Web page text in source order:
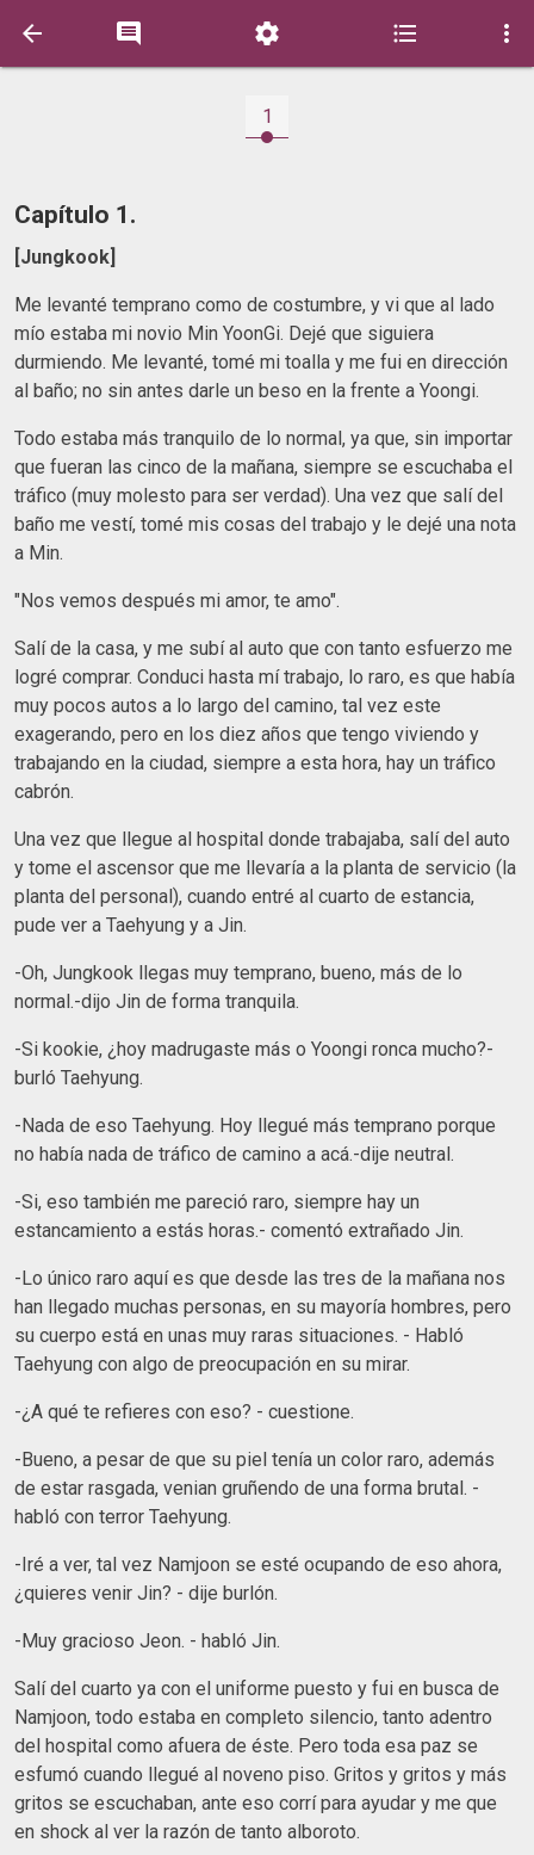
    
1
Capítulo 1.
[Jungkook]
Me levanté temprano como de costumbre, y vi que al lado
mío estaba mi novio Min YoonGi. Dejé que siguiera
durmiendo. Me levanté, tomé mi toalla y me fui en dirección
al baño; no sin antes darle un beso en la frente a Yoongi.
Todo estaba más tranquilo de lo normal, ya que, sin importar
que fueran las cinco de la mañana, siempre se escuchaba el
tráfico (muy molesto para ser verdad). Una vez que salí del
baño me vestí, tomé mis cosas del trabajo y le dejé una nota
a Min.
"Nos vemos después mi amor, te amo".
Salí de la casa, y me subí al auto que con tanto esfuerzo me
logré comprar. Conduci hasta mí trabajo, lo raro, es que había
muy pocos autos a lo largo del camino, tal vez este
exagerando, pero en los diez años que tengo viviendo y
trabajando en la ciudad, siempre a esta hora, hay un tráfico
cabrón.
Una vez que llegue al hospital donde trabajaba, salí del auto
y tome el ascensor que me llevaría a la planta de servicio (la
planta del personal), cuando entré al cuarto de estancia,
pude ver a Taehyung y a Jin.
-Oh, Jungkook llegas muy temprano, bueno, más de lo
normal.-dijo Jin de forma tranquila.
-Si kookie, ¿hoy madrugaste más o Yoongi ronca mucho?-
burló Taehyung.
-Nada de eso Taehyung. Hoy llegué más temprano porque
no había nada de tráfico de camino a acá.-dije neutral.
-Si, eso también me pareció raro, siempre hay un
estancamiento a estás horas.- comentó extrañado Jin.
-Lo único raro aquí es que desde las tres de la mañana nos
han llegado muchas personas, en su mayoría hombres, pero
su cuerpo está en unas muy raras situaciones. - Habló
Taehyung con algo de preocupación en su mirar.
-¿A qué te refieres con eso? - cuestione.
-Bueno, a pesar de que su piel tenía un color raro, además
de estar rasgada, venian gruñendo de una forma brutal. -
habló con terror Taehyung.
-Iré a ver, tal vez Namjoon se esté ocupando de eso ahora,
¿quieres venir Jin? - dije burlón.
-Muy gracioso Jeon. - habló Jin.
Salí del cuarto ya con el uniforme puesto y fui en busca de
Namjoon, todo estaba en completo silencio, tanto adentro
del hospital como afuera de éste. Pero toda esa paz se
esfumó cuando llegué al noveno piso. Gritos y gritos y más
gritos se escuchaban, ante eso corrí para ayudar y me que
en shock al ver la razón de tanto alboroto.